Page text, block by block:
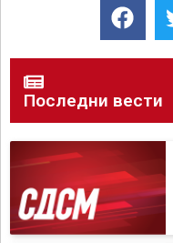
Последни вести